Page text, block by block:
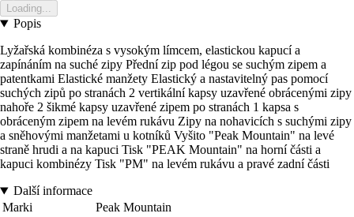
Loading...
Popis
Lyžařská kombinéza s vysokým límcem, elastickou kapucí a
zapínáním na suché zipy Přední zip pod légou se suchým zipem a
patentkami Elastické manžety Elastický a nastavitelný pas pomocí
suchých zipů po stranách 2 vertikální kapsy uzavřené obrácenými zipy
nahoře 2 šikmé kapsy uzavřené zipem po stranách 1 kapsa s
obráceným zipem na levém rukávu Zipy na nohavicích s suchými zipy
a sněhovými manžetami u kotníků Vyšito "Peak Mountain" na levé
straně hrudi a na kapuci Tisk "PEAK Mountain" na horní části a
kapuci kombinézy Tisk "PM" na levém rukávu a pravé zadní části
Další informace
Marki
Peak Mountain